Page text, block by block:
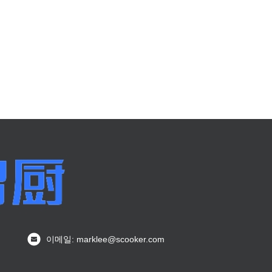
이메일: marklee@scooker.com